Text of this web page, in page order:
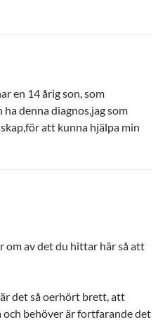
en 14 årig son, som
denna diagnos,jag som
att kunna hjälpa min
om av det du hittar här så att
det så oerhört brett, att
och behöver är fortfarande det